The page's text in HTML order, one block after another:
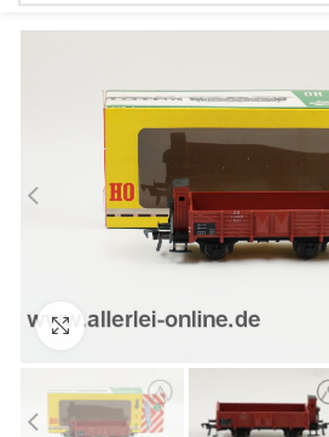
Zum Vergrößern anklicken